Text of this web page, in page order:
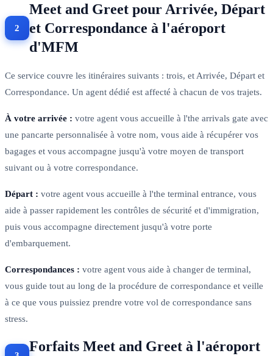
Meet and Greet pour Arrivée, Départ
et Correspondance à l'aéroport
d'MFM
Ce service couvre les itinéraires suivants : trois, et Arrivée, Départ et
Correspondance. Un agent dédié est affecté à chacun de vos trajets.
À votre arrivée : votre agent vous accueille à l'the arrivals gate avec
une pancarte personnalisée à votre nom, vous aide à récupérer vos
bagages et vous accompagne jusqu'à votre moyen de transport
suivant ou à votre correspondance.
Départ : votre agent vous accueille à l'the terminal entrance, vous
aide à passer rapidement les contrôles de sécurité et d'immigration,
puis vous accompagne directement jusqu'à votre porte
d'embarquement.
Correspondances : votre agent vous aide à changer de terminal,
vous guide tout au long de la procédure de correspondance et veille
à ce que vous puissiez prendre votre vol de correspondance sans
stress.
Forfaits Meet and Greet à l'aéroport